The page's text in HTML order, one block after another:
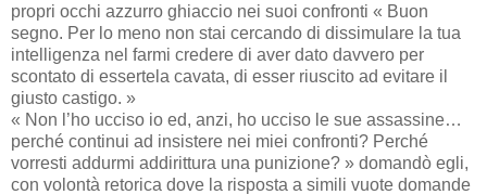
propri occhi azzurro ghiaccio nei suoi confronti « Buon
segno. Per lo meno non stai cercando di dissimulare la tua
intelligenza nel farmi credere di aver dato davvero per
scontato di essertela cavata, di esser riuscito ad evitare il
giusto castigo. »
« Non l’ho ucciso io ed, anzi, ho ucciso le sue assassine…
perché continui ad insistere nei miei confronti? Perché
vorresti addurmi addirittura una punizione? » domandò egli,
con volontà retorica dove la risposta a simili vuote domande